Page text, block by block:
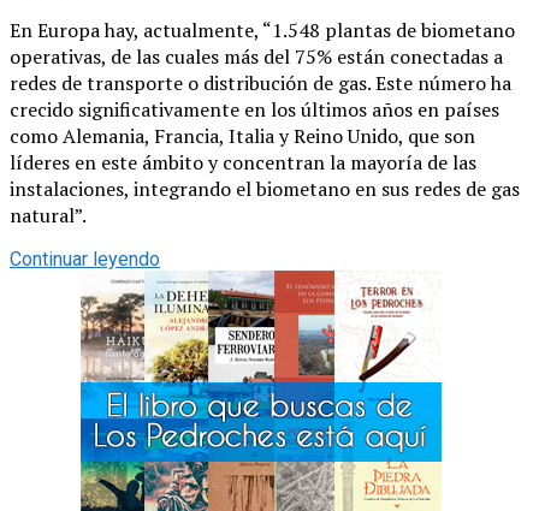
En Europa hay, actualmente, “1.548 plantas de biometano
operativas, de las cuales más del 75% están conectadas a
redes de transporte o distribución de gas. Este número ha
crecido significativamente en los últimos años en países
como Alemania, Francia, Italia y Reino Unido, que son
líderes en este ámbito y concentran la mayoría de las
instalaciones, integrando el biometano en sus redes de gas
natural”.
Continuar leyendo